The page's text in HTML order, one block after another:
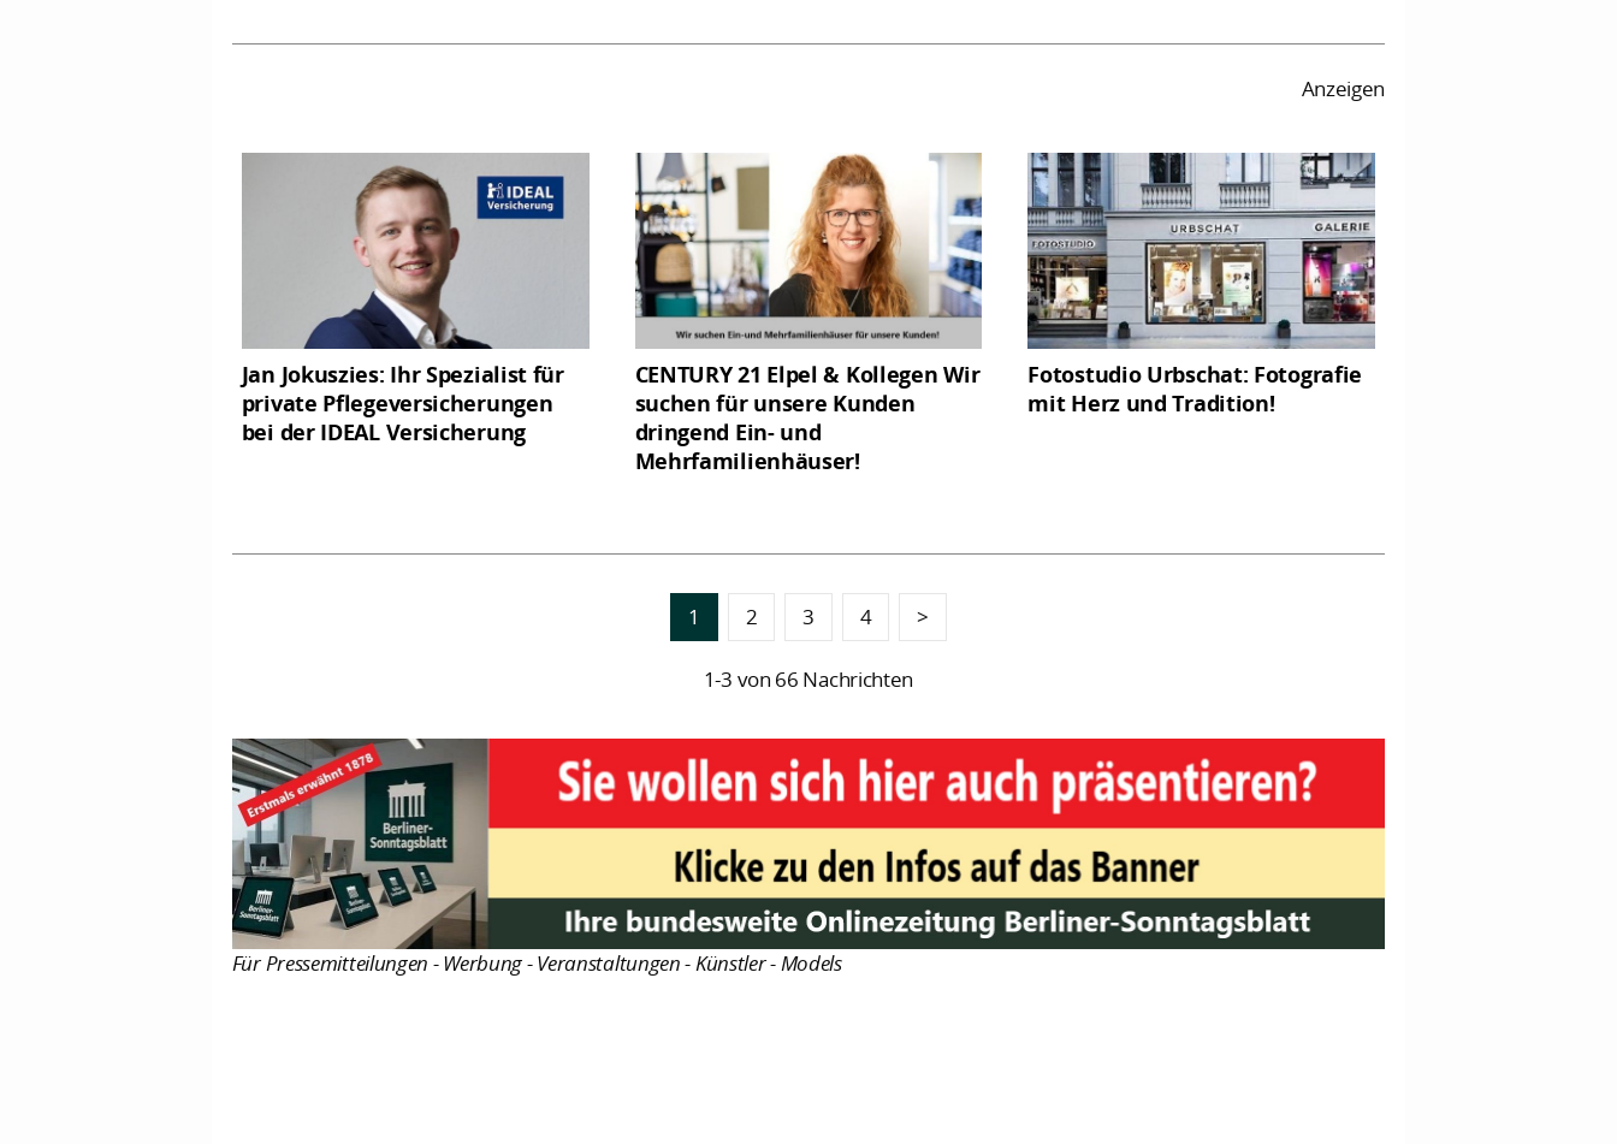
Anzeigen
Jan Jokuszies: Ihr Spezialist für
private Pflegeversicherungen
bei der IDEAL Versicherung
CENTURY 21 Elpel & Kollegen Wir
suchen für unsere Kunden
dringend Ein- und
Mehrfamilienhäuser!
Fotostudio Urbschat: Fotografie
mit Herz und Tradition!
1 2 3 4 >
1-3 von 66 Nachrichten
Für Pressemitteilungen - Werbung - Veranstaltungen - Künstler - Models